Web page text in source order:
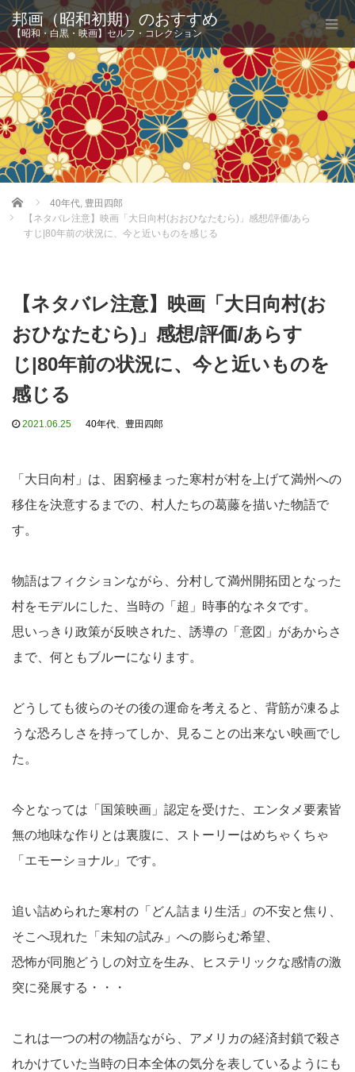
邦画（昭和初期）のおすすめ
【昭和・白黒・映画】セルフ・コレクション
Home 40年代, 豊田四郎
【ネタバレ注意】映画「大日向村(おおひなたむら)」感想/評価/あら
すじ|80年前の状況に、今と近いものを感じる
【ネタバレ注意】映画「大日向村(お
おひなたむら)」感想/評価/あらす
じ|80年前の状況に、今と近いものを
感じる
2021.06.25 40年代、 豊田四郎
「大日向村」は、困窮極まった寒村が村を上げて満州への
移住を決意するまでの、村人たちの葛藤を描いた物語で
す。
物語はフィクションながら、分村して満州開拓団となった
村をモデルにした、当時の「超」時事的なネタです。
思いっきり政策が反映された、誘導の「意図」があからさ
まで、何ともブルーになります。
どうしても彼らのその後の運命を考えると、背筋が凍るよ
うな恐ろしさを持ってしか、見ることの出来ない映画でし
た。
今となっては「国策映画」認定を受けた、エンタメ要素皆
無の地味な作りとは裏腹に、ストーリーはめちゃくちゃ
「エモーショナル」です。
追い詰められた寒村の「どん詰まり生活」の不安と焦り、
そこへ現れた「未知の試み」への膨らむ希望、
恐怖が同胞どうしの対立を生み、ヒステリックな感情の激
突に発展する・・・
これは一つの村の物語ながら、アメリカの経済封鎖で殺さ
れかけていた当時の日本全体の気分を表しているようにも